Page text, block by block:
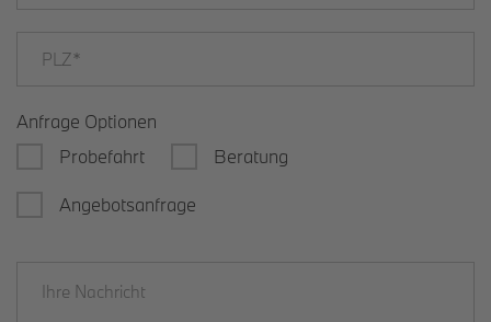
Anfrage Optionen
Probefahrt
Beratung
Angebotsanfrage